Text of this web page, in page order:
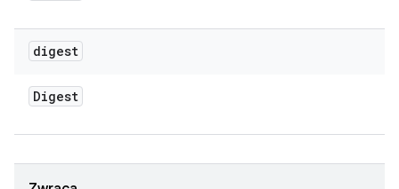
digest
Digest